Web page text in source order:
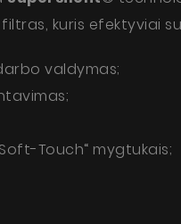
Sutinku,
kuris efektyviai
valdymas;
Touch“ mygtukais;